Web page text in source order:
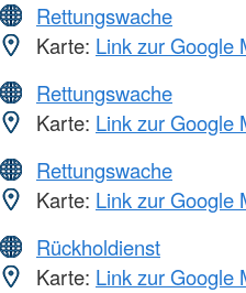
Rettungswache
Karte: Link zur Google
Rettungswache
Karte: Link zur Google
Rettungswache
Karte: Link zur Google
Rückholdienst
Karte: Link zur Google